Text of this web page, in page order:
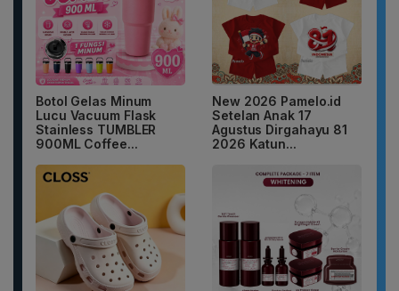
Botol Gelas Minum
Lucu Vacuum Flask
Stainless TUMBLER
900ML Coffee...
New 2026 Pamelo.id
Setelan Anak 17
Agustus Dirgahayu 81
2026 Katun...